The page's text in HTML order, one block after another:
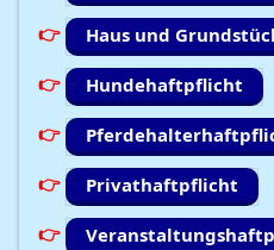
Haus und
Hundehaftpflicht
Privathaftpflicht